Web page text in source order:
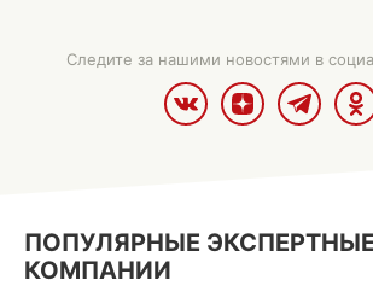
Следите за нашими новостями в
ПОПУЛЯРНЫЕ
КОМПАНИИ